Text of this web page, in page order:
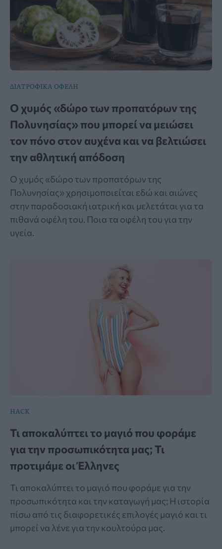
ΔΙΑΤΡΟΦΙΚΑ ΟΦΕΛΗ
Ο χυμός «δώρο των προπατόρων της
Πολυνησίας» που μπορεί να μειώσει
τον πόνο στον αυχένα και να βελτιώσει
την αθλητική απόδοση
Ο χυμός «δώρο των προπατόρων της
Πολυνησίας» χρησιμοποιείται εδώ και αιώνες
στην παραδοσιακή ιατρική και μελετάται για τα
πιθανά οφέλη του. Ποια τα οφέλη του για την
υγεία.
HACK
Τι αποκαλύπτει το μαγιό που φοράμε
για την προσωπικότητα μας; Τι
προτιμάμε οι Έλληνες
Τι αποκαλύπτει το μαγιό που φοράμε για την
προσωπικότητα και την καταγωγή μας; Η ιστορία
πίσω από τις διαφορετικές επιλογές μαγιό και τι
μπορεί να λένε για την κουλτούρα μας.